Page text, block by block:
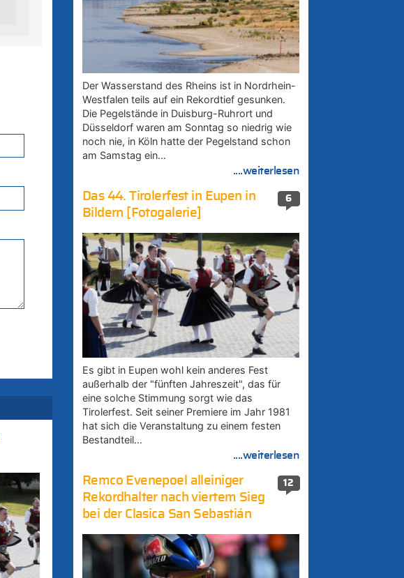
Der Wasserstand des Rheins ist in Nordrhein-
Westfalen teils auf ein Rekordtief gesunken.
Die Pegelstände in Duisburg-Ruhrort und
Düsseldorf waren am Sonntag so niedrig wie
noch nie, in Köln hatte der Pegelstand schon
am Samstag ein…
....weiterlesen
6
Das 44. Tirolerfest in Eupen in
Bildern [Fotogalerie]
Es gibt in Eupen wohl kein anderes Fest
außerhalb der "fünften Jahreszeit", das für
eine solche Stimmung sorgt wie das
Tirolerfest. Seit seiner Premiere im Jahr 1981
hat sich die Veranstaltung zu einem festen
Bestandteil…
....weiterlesen
12
Remco Evenepoel alleiniger
Rekordhalter nach viertem Sieg
bei der Clasica San Sebastián